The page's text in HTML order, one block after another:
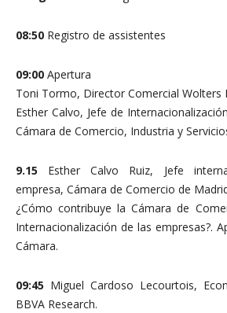
08:50 Registro de assistentes
09:00 Apertura
Toni Tormo, Director Comercial Wolters
Esther Calvo, Jefe de
Cámara de Comercio, Industria y
9.15 Esther Calvo Ruiz, Jefe
empresa, Cámara de Comercio de
¿Cómo contribuye la Cámara de
Internacionalización de las empresas?.
Cámara.
09:45 Miguel Cardoso Lecourtois,
BBVA Research.